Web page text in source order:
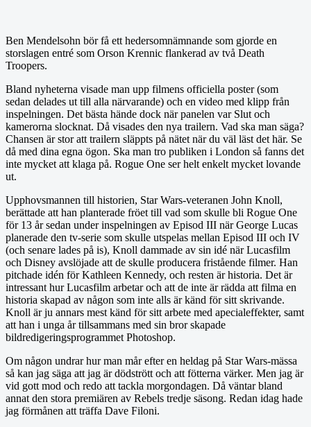
Ben Mendelsohn bör få ett hedersomnämnande som gjorde en
storslagen entré som Orson Krennic flankerad av två Death
Troopers.
Bland nyheterna visade man upp filmens officiella poster (som
sedan delades ut till alla närvarande) och en video med klipp från
inspelningen. Det bästa hände dock när panelen var Slut och
kamerorna slocknat. Då visades den nya trailern. Vad ska man säga?
Chansen är stor att trailern släppts på nätet när du väl läst det här. Se
då med dina egna ögon. Ska man tro publiken i London så fanns det
inte mycket att klaga på. Rogue One ser helt enkelt mycket lovande
ut.
Upphovsmannen till historien, Star Wars-veteranen John Knoll,
berättade att han planterade fröet till vad som skulle bli Rogue One
för 13 år sedan under inspelningen av Episod III när George Lucas
planerade den tv-serie som skulle utspelas mellan Episod III och IV
(och senare lades på is), Knoll dammade av sin idé när Lucasfilm
och Disney avslöjade att de skulle producera fristående filmer. Han
pitchade idén för Kathleen Kennedy, och resten är historia. Det är
intressant hur Lucasfilm arbetar och att de inte är rädda att filma en
historia skapad av någon som inte alls är känd för sitt skrivande.
Knoll är ju annars mest känd för sitt arbete med apecialeffekter, samt
att han i unga år tillsammans med sin bror skapade
bildredigeringsprogrammet Photoshop.
Om någon undrar hur man mår efter en heldag på Star Wars-mässa
så kan jag säga att jag är dödstrött och att fötterna värker. Men jag är
vid gott mod och redo att tackla morgondagen. Då väntar bland
annat den stora premiären av Rebels tredje säsong. Redan idag hade
jag förmånen att träffa Dave Filoni.